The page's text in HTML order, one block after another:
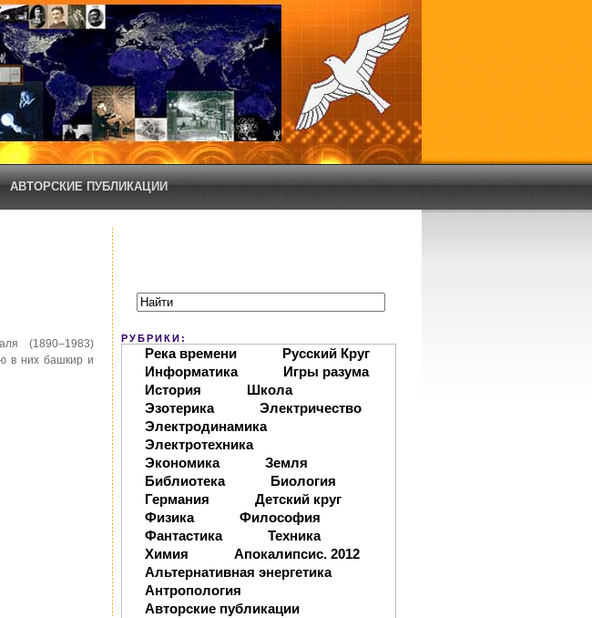
АВТОРСКИЕ ПУБЛИКАЦИИ
(1890–1983)
в них башкир и
РУБРИКИ:
Река времени
Русский Круг
Информатика
Игры разума
История
Школа
Эзотерика
Электричество
Электродинамика
Электротехника
Экономика
Земля
Библиотека
Биология
Германия
Детский круг
Физика
Философия
Фантастика
Техника
Химия
Апокалипсис. 2012
Альтернативная энергетика
Антропология
Авторские публикации